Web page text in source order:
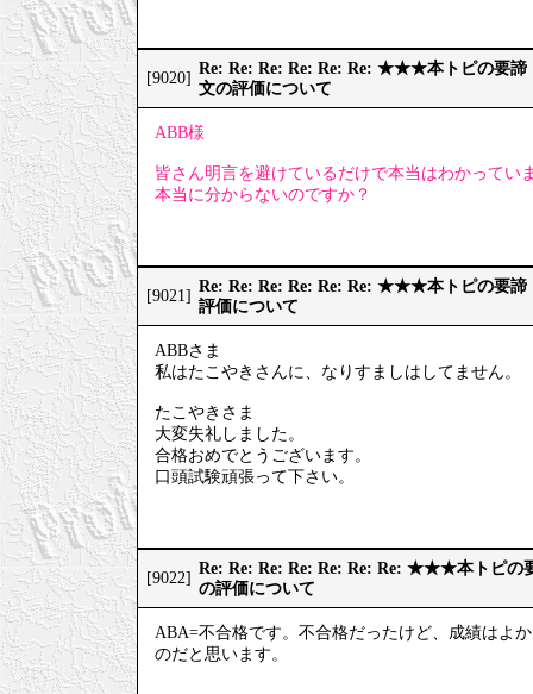
[9020]
Re: Re: Re: Re: Re: Re: ★★★本トピの要諦
文の評価について
ABB様
皆さん明言を避けているだけで本当はわかってい
本当に分からないのですか？
[9021]
Re: Re: Re: Re: Re: Re: ★★★本トピの要諦
評価について
ABBさま
私はたこやきさんに、なりすましはしてません。
たこやきさま
大変失礼しました。
合格おめでとうございます。
口頭試験頑張って下さい。
[9022]
Re: Re: Re: Re: Re: Re: Re: ★★★本トピの
の評価について
ABA=不合格です。不合格だったけど、成績はよ
のだと思います。